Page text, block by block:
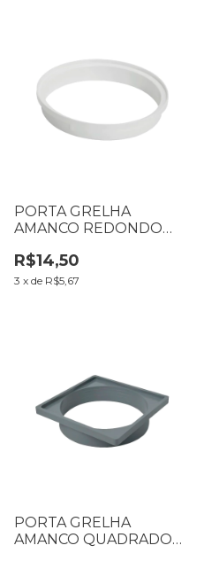
PORTA GRELHA
AMANCO REDONDO
R$14,50
3 x de R$5,67
PORTA GRELHA
AMANCO QUADRADO